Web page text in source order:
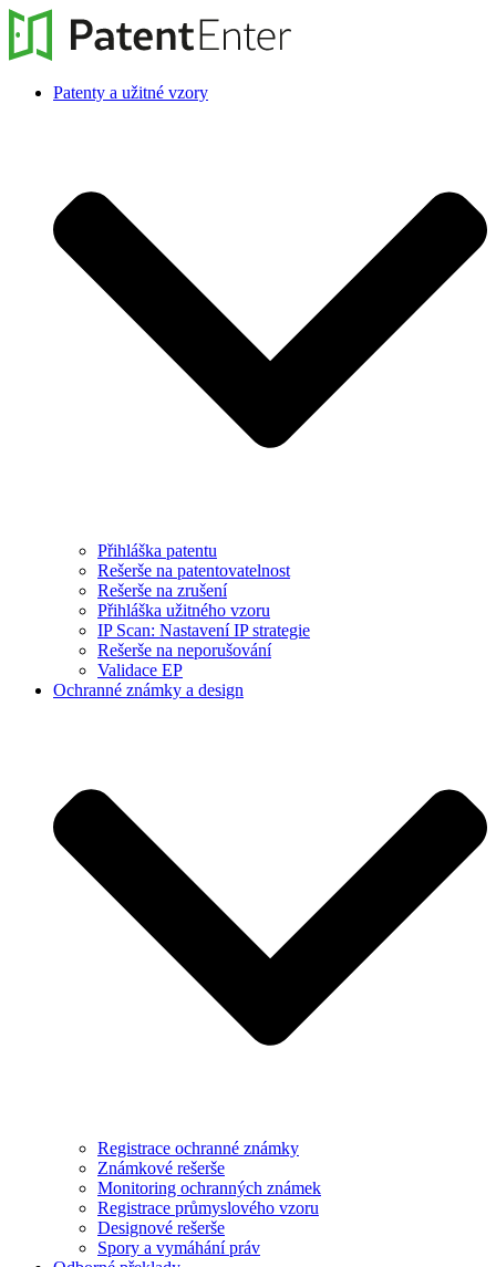
Patenty a užitné vzory
Přihláška patentu
Rešerše na patentovatelnost
Rešerše na zrušení
Přihláška užitného vzoru
IP Scan: Nastavení IP strategie
Rešerše na neporušování
Validace EP
Ochranné známky a design
Registrace ochranné známky
Známkové rešerše
Monitoring ochranných známek
Registrace průmyslového vzoru
Designové rešerše
Spory a vymáhání práv